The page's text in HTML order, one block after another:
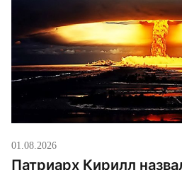
01.08.2026
Патриарх Кирилл